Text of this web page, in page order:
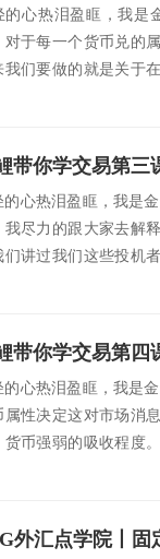
的心热泪盈眶，我是
对于每一个货币兑的
我们要做的就是关于
带你学交易第三
的心热泪盈眶，我是
我尽力的跟大家去解
们讲过我们这些投机
带你学交易第四
的心热泪盈眶，我是
属性决定这对市场消
货币强弱的吸收程度
外汇点学院丨固